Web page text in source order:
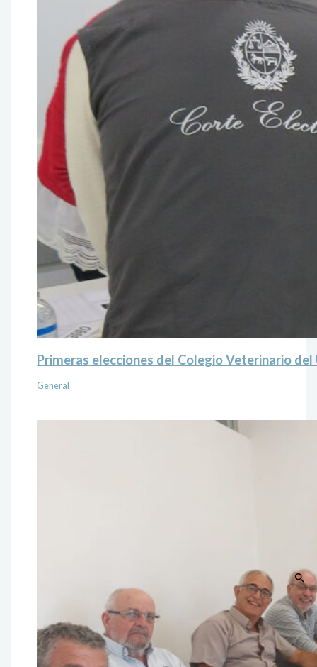
Primeras elecciones del Colegio Veterinario
General